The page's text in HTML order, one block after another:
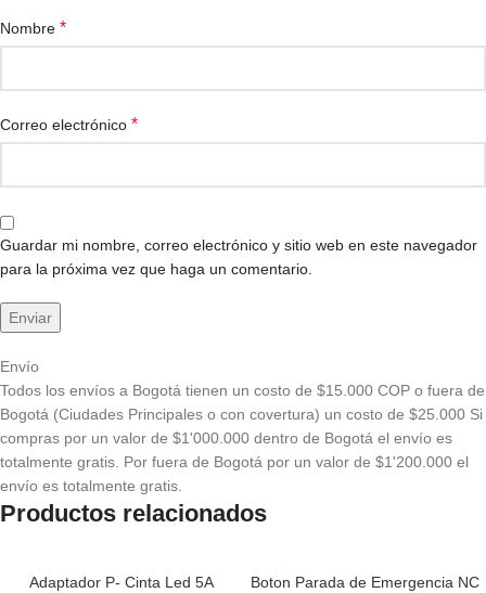
Nombre *
Correo electrónico *
Guardar mi nombre, correo electrónico y sitio web en este navegador
para la próxima vez que haga un comentario.
Envío
Todos los envíos a Bogotá tienen un costo de $15.000 COP o fuera de
Bogotá (Ciudades Principales o con covertura) un costo de $25.000 Si
compras por un valor de $1'000.000 dentro de Bogotá el envío es
totalmente gratis. Por fuera de Bogotá por un valor de $1'200.000 el
envío es totalmente gratis.
Productos relacionados
Adaptador P- Cinta Led 5A Boton Parada de Emergencia NC